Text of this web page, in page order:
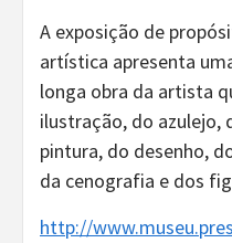
A exposição de
artística apresenta
longa obra da artista
ilustração, do azulejo,
pintura, do desenho,
da cenografia e dos
http://